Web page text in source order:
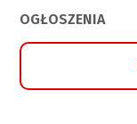
OGŁOSZENIA